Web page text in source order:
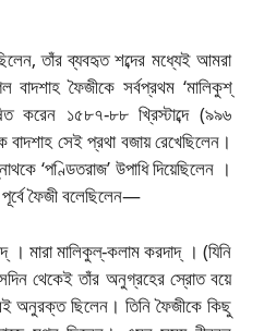
তাঁর ব্যবহৃত শব্দের মধ্যেই আমরা
ফৈজীকে সর্বপ্রথম ‘মালিকুশ্
করেন ১৫৮৭-৮৮ খ্রিস্টাব্দে (৯৯৬
সেই প্রথা বজায় রেখেছিলেন।
‘পণ্ডিতরাজ’ উপাধি দিয়েছিলেন ।
ফৈজী বলেছিলেন—
মারা মালিকুল্-কলাম করদাদ্ । (যিনি
থেকেই তাঁর অনুগ্রহের স্রোত বয়ে
অনুরক্ত ছিলেন। তিনি ফৈজীকে কিছু